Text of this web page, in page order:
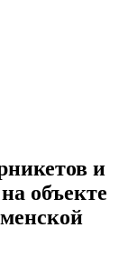
и
объекте